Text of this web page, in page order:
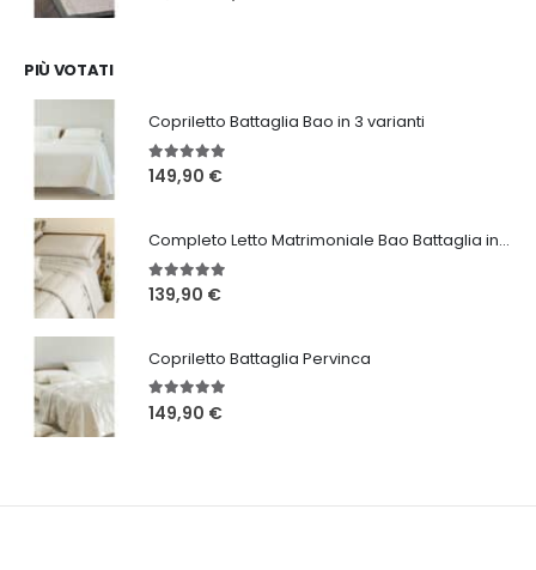
PIÙ VOTATI
Copriletto Battaglia Bao in 3 varianti
5.00Su 5
149,90 €
Completo Letto Matrimoniale Bao Battaglia in 3 varianti
5.00Su 5
139,90 €
Copriletto Battaglia Pervinca
5.00Su 5
149,90 €